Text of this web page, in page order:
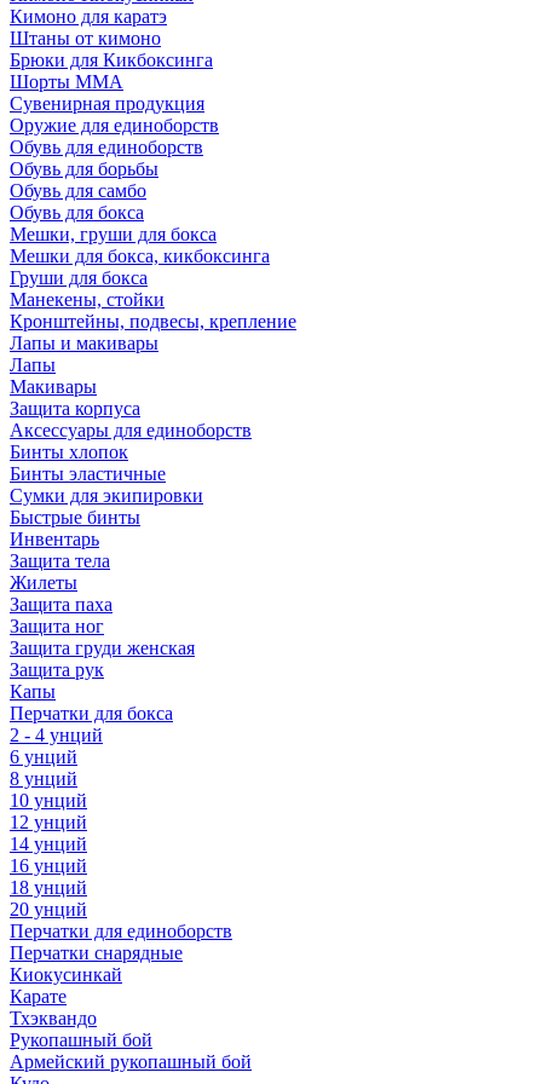
Кимоно для каратэ
Штаны от кимоно
Брюки для Кикбоксинга
Шорты ММА
Сувенирная продукция
Оружие для единоборств
Обувь для единоборств
Обувь для борьбы
Обувь для самбо
Обувь для бокса
Мешки, груши для бокса
Мешки для бокса, кикбоксинга
Груши для бокса
Манекены, стойки
Кронштейны, подвесы, крепление
Лапы и макивары
Лапы
Макивары
Защита корпуса
Аксессуары для единоборств
Бинты хлопок
Бинты эластичные
Сумки для экипировки
Быстрые бинты
Инвентарь
Защита тела
Жилеты
Защита паха
Защита ног
Защита груди женская
Защита рук
Капы
Перчатки для бокса
2 - 4 унций
6 унций
8 унций
10 унций
12 унций
14 унций
16 унций
18 унций
20 унций
Перчатки для единоборств
Перчатки снарядные
Киокусинкай
Карате
Тхэквандо
Рукопашный бой
Армейский рукопашный бой